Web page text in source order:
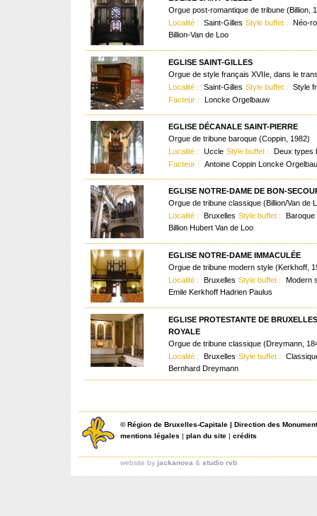
Orgue post-romantique de tribune (Billion,
Localité :
Saint-Gilles Style buffet :
Néo-
Billion-Van de Loo
EGLISE SAINT-GILLES
Orgue de style français XVIIe, dans le
Localité :
Saint-Gilles Style buffet :
Style
Facteur :
Loncke Orgelbauw
EGLISE DÉCANALE SAINT-PIERRE
Orgue de tribune baroque (Coppin, 1982)
Localité :
Uccle Style buffet :
Deux types
Facteur :
Antoine Coppin Loncke
EGLISE NOTRE-DAME DE BON-
Orgue de tribune classique (Billion/Van de
Localité :
Bruxelles Style buffet :
Baroque
Billion Hubert Van de Loo
EGLISE NOTRE-DAME IMMACULÉE
Orgue de tribune modern style (Kerkhoff,
Localité :
Bruxelles Style buffet :
Modern
Emile Kerkhoff Hadrien Paulus
EGLISE PROTESTANTE DE
ROYALE
Orgue de tribune classique (Dreymann,
Localité :
Bruxelles Style buffet :
Bernhard Dreymann
©Région de Bruxelles-Capitale | Direction des
mentions légales | plan du site | crédits
website by jackanova & studio rvb